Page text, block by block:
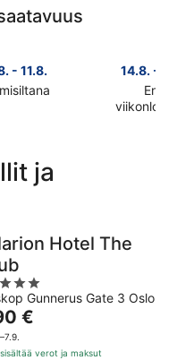
- 11.8.
14.8. -
Ensi
14.8.
ja
Hotel The
Gunnerus Gate 3 Oslo
€
€
sisältää verot ja maksut